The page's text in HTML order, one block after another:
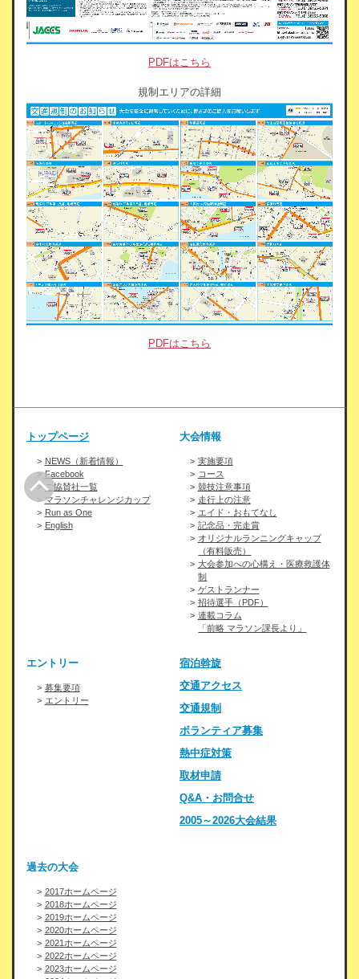
PDFはこちら
規制エリアの詳細
PDFはこちら
トップページ
NEWS（新着情報）
Facebook
ご協賛社一覧
マラソンチャレンジカップ
Run as One
English
大会情報
実施要項
コース
競技注意事項
走行上の注意
エイド・おもてなし
記念品・完走賞
オリジナルランニングキャップ
（有料販売）
大会参加への心構え・医療救護体
制
ゲストランナー
招待選手（PDF）
連載コラム
「前略 マラソン課長より」
エントリー
募集要項
エントリー
宿泊斡旋
交通アクセス
交通規制
ボランティア募集
熱中症対策
取材申請
Q&A・お問合せ
2005～2026大会結果
過去の大会
2017ホームページ
2018ホームページ
2019ホームページ
2020ホームページ
2021ホームページ
2022ホームページ
2023ホームページ